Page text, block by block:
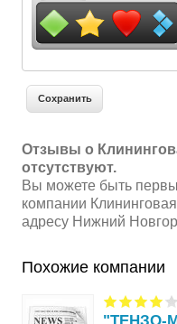
Отзывы о
отсутствуют.
Вы можете быть
компании
адресу Нижний
Похожие компании
"ТЕНЗО-